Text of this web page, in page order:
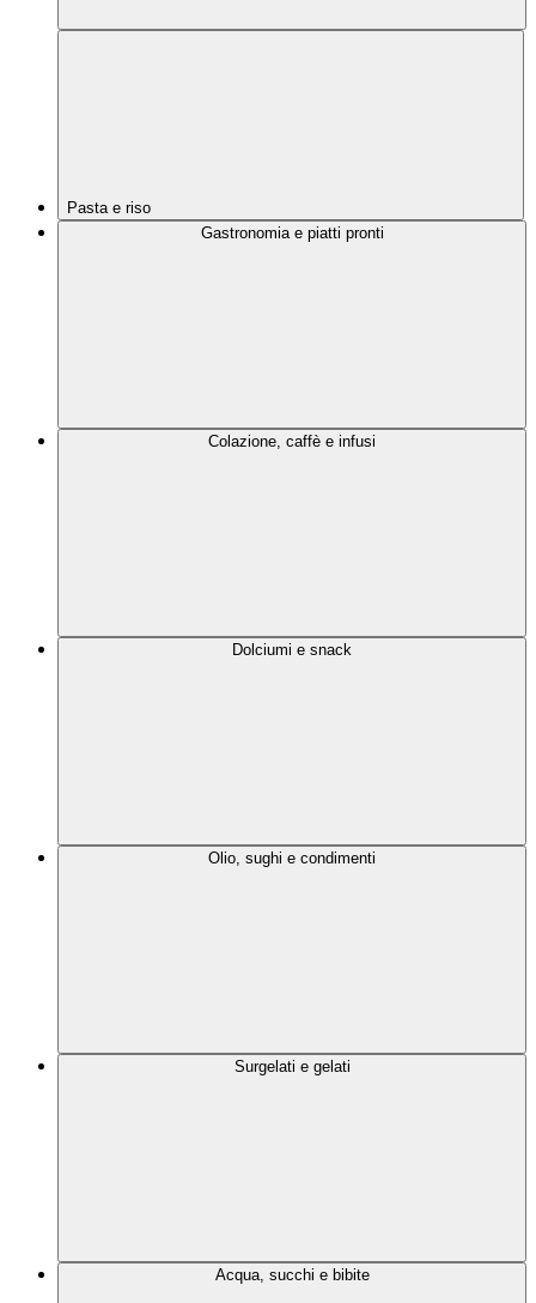
Pasta e riso
Gastronomia e piatti pronti
Colazione, caffè e infusi
Dolciumi e snack
Olio, sughi e condimenti
Surgelati e gelati
Acqua, succhi e bibite